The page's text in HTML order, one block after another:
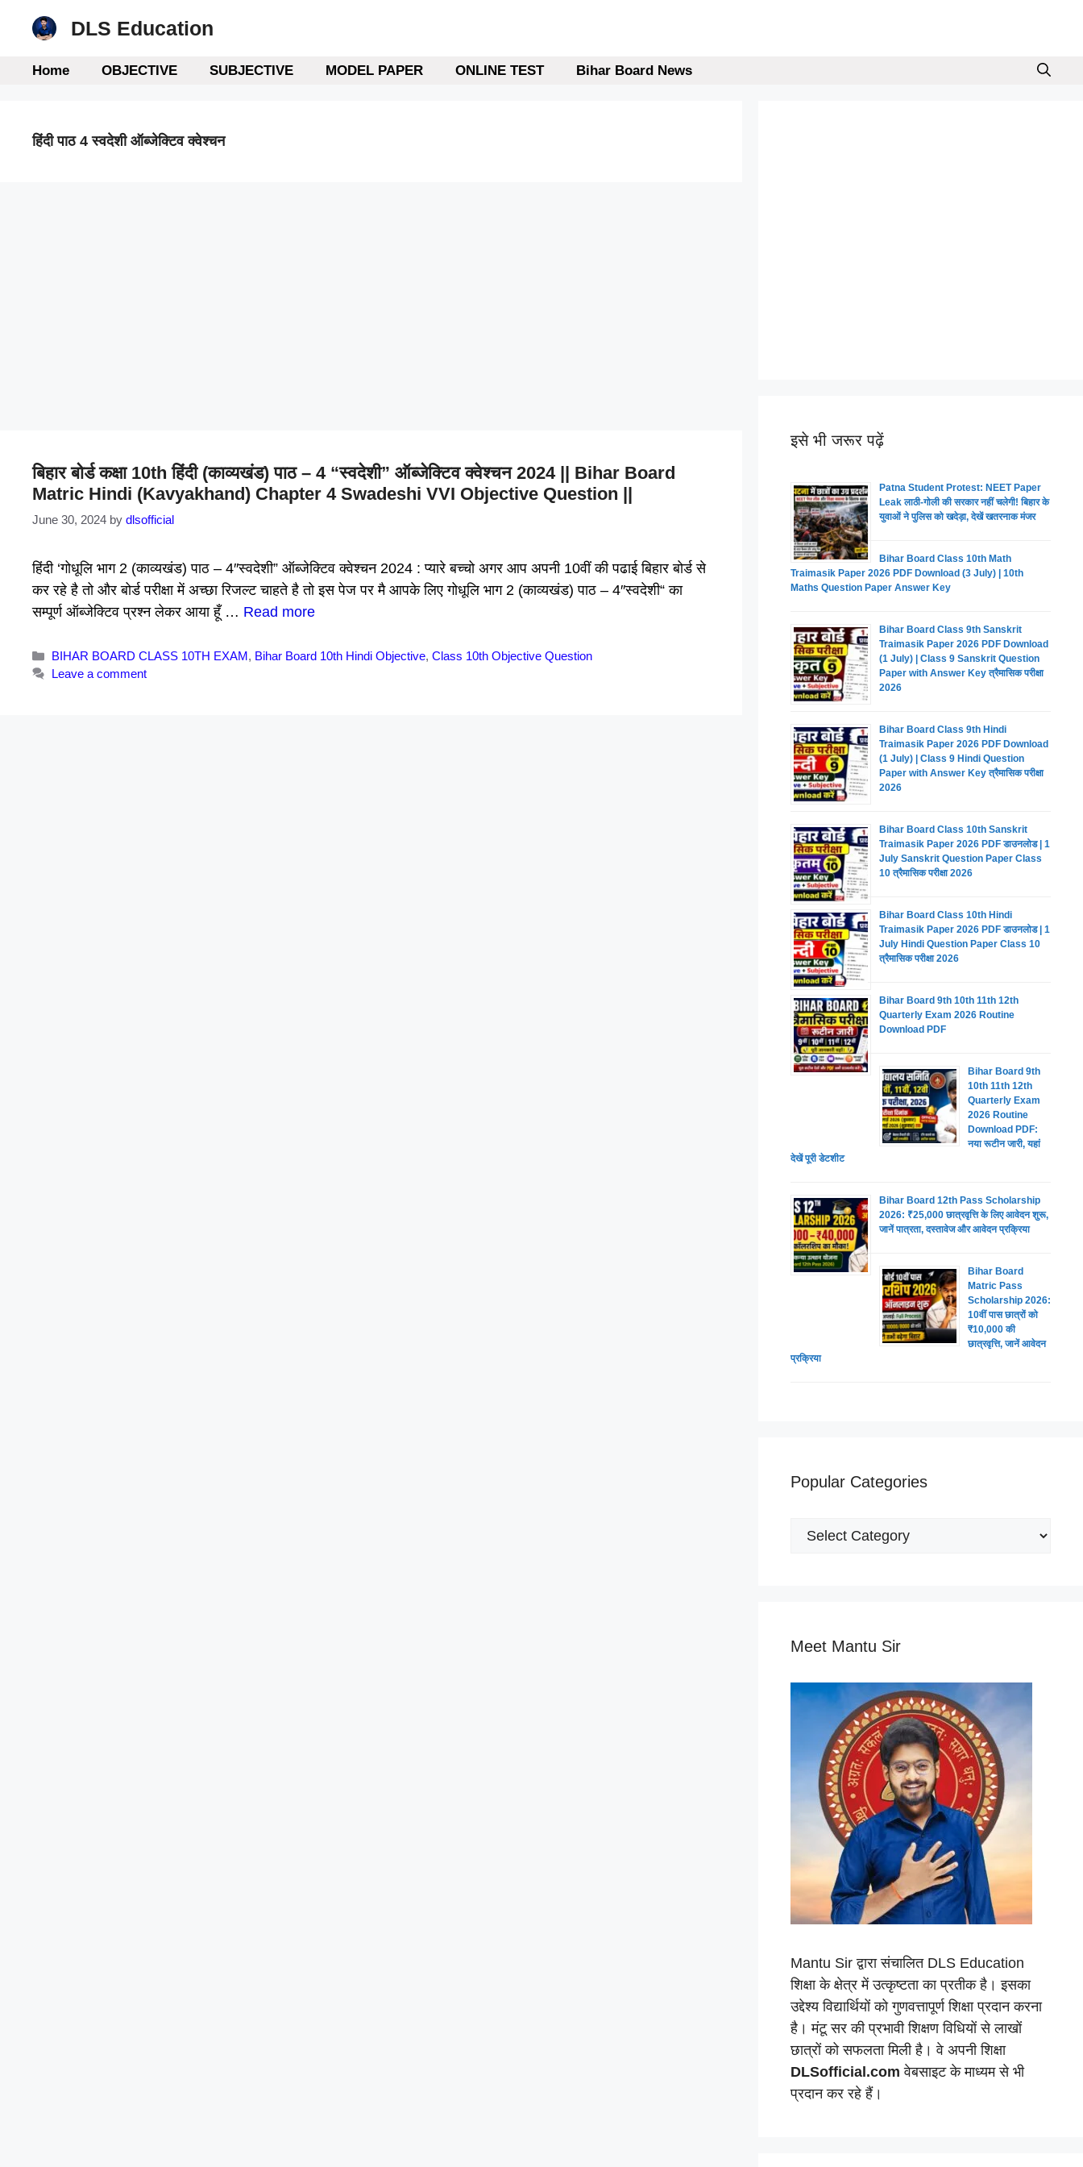
DLS Education
Home OBJECTIVE SUBJECTIVE MODEL PAPER ONLINE TEST Bihar Board News
हिंदी पाठ 4 स्वदेशी ऑब्जेक्टिव क्वेश्चन
बिहार बोर्ड कक्षा 10th हिंदी (काव्यखंड) पाठ – 4 “स्वदेशी” ऑब्जेक्टिव क्वेश्चन 2024 || Bihar Board
Matric Hindi (Kavyakhand) Chapter 4 Swadeshi VVI Objective Question ||
June 30, 2024 by dlsofficial
हिंदी ‘गोधूलि भाग 2 (काव्यखंड) पाठ – 4″स्वदेशी” ऑब्जेक्टिव क्वेश्चन 2024 : प्यारे बच्चो अगर आप अपनी 10वीं की पढाई बिहार बोर्ड से
कर रहे है तो और बोर्ड परीक्षा में अच्छा रिजल्ट चाहते है तो इस पेज पर मै आपके लिए गोधूलि भाग 2 (काव्यखंड) पाठ – 4″स्वदेशी“ का
सम्पूर्ण ऑब्जेक्टिव प्रश्न लेकर आया हूँ … Read more
Categories
BIHAR BOARD CLASS 10TH EXAM, Bihar Board 10th Hindi Objective,Class 10th Objective Question
Leave a comment
इसे भी जरूर पढ़ें
Patna Student Protest: NEET Paper
Leak लाठी-गोली की सरकार नहीं चलेगी! बिहार के
युवाओं ने पुलिस को खदेड़ा, देखें खतरनाक मंजर
Bihar Board Class 10th Math
Traimasik Paper 2026 PDF Download (3 July) | 10th
Maths Question Paper Answer Key
Bihar Board Class 9th Sanskrit
Traimasik Paper 2026 PDF Download
(1 July) | Class 9 Sanskrit Question
Paper with Answer Key त्रैमासिक परीक्षा
2026
Bihar Board Class 9th Hindi
Traimasik Paper 2026 PDF Download
(1 July) | Class 9 Hindi Question
Paper with Answer Key त्रैमासिक परीक्षा
2026
Bihar Board Class 10th Sanskrit
Traimasik Paper 2026 PDF डाउनलोड | 1
July Sanskrit Question Paper Class
10 त्रैमासिक परीक्षा 2026
Bihar Board Class 10th Hindi
Traimasik Paper 2026 PDF डाउनलोड | 1
July Hindi Question Paper Class 10
त्रैमासिक परीक्षा 2026
Bihar Board 9th 10th 11th 12th
Quarterly Exam 2026 Routine
Download PDF
Bihar Board 9th
10th 11th 12th
Quarterly Exam
2026 Routine
Download PDF:
नया रूटीन जारी, यहां
देखें पूरी डेटशीट
Bihar Board 12th Pass Scholarship
2026: ₹25,000 छात्रवृत्ति के लिए आवेदन शुरू,
जानें पात्रता, दस्तावेज और आवेदन प्रक्रिया
Bihar Board
Matric Pass
Scholarship 2026:
10वीं पास छात्रों को
₹10,000 की
छात्रवृत्ति, जानें आवेदन
प्रक्रिया
Popular Categories
Popular
Meet Mantu Sir
Mantu Sir द्वारा संचालित DLS Education
शिक्षा के क्षेत्र में उत्कृष्टता का प्रतीक है। इसका
उद्देश्य विद्यार्थियों को गुणवत्तापूर्ण शिक्षा प्रदान करना
है। मंटू सर की प्रभावी शिक्षण विधियों से लाखों
छात्रों को सफलता मिली है। वे अपनी शिक्षा
DLSofficial.com वेबसाइट के माध्यम से भी
प्रदान कर रहे हैं।